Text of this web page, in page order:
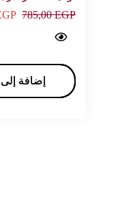
– ديور785,00EGP
إضافة
de toilette For men 100 ml - DIOR…
إضافة